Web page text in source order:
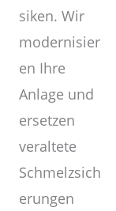
siken. Wir
modernisier
en Ihre
Anlage und
ersetzen
veraltete
Schmelzsich
erungen